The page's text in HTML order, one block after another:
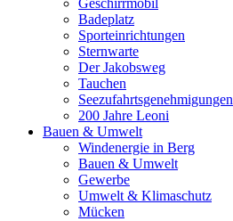
Geschirrmobil
Badeplatz
Sporteinrichtungen
Sternwarte
Der Jakobsweg
Tauchen
Seezufahrtsgenehmigungen
200 Jahre Leoni
Bauen & Umwelt
Windenergie in Berg
Bauen & Umwelt
Gewerbe
Umwelt & Klimaschutz
Mücken